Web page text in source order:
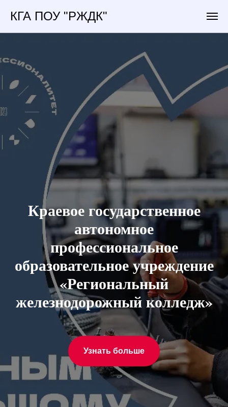
КГА ПОУ "РЖДК"
Краевое государственное
автономное
профессиональное
образовательное учреждение
«Региональный
железнодорожный колледж»
Узнать больше